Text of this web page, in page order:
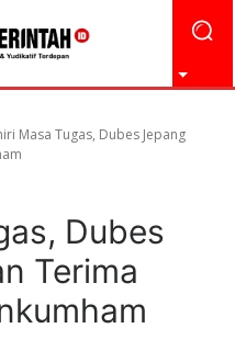
Masa Tugas, Dubes Jepang
Dubes
Terima